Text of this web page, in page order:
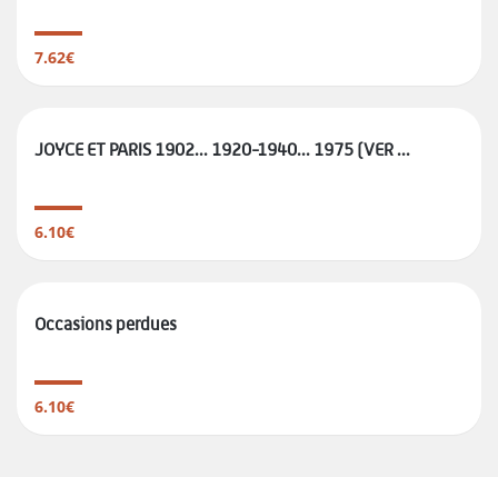
7.62€
JOYCE ET PARIS 1902... 1920-1940... 1975 (VER ...
6.10€
Occasions perdues
6.10€